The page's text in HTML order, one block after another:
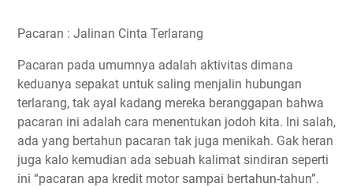
Pacaran : Jalinan Cinta Terlarang
Pacaran pada umumnya adalah aktivitas dimana
keduanya sepakat untuk saling menjalin hubungan
terlarang, tak ayal kadang mereka beranggapan bahwa
pacaran ini adalah cara menentukan jodoh kita. Ini salah,
ada yang bertahun pacaran tak juga menikah. Gak heran
juga kalo kemudian ada sebuah kalimat sindiran seperti
ini “pacaran apa kredit motor sampai bertahun-tahun”.